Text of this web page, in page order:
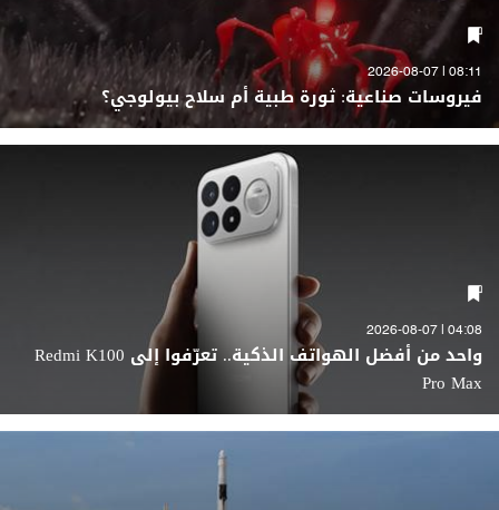
08:11 | 2026-08-07
فيروسات صناعية: ثورة طبية أم سلاح بيولوجي؟
04:08 | 2026-08-07
واحد من أفضل الهواتف الذكية.. تعرّفوا إلى Redmi K100
Pro Max